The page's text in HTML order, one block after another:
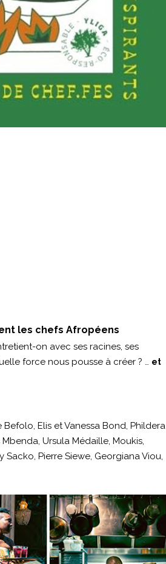
les chefs Afropéens
on avec ses racines, ses
force nous pousse à créer ? … et
Elis et Vanessa Bond, Phildera
Ursula Médaille, Moukis,
Pierre Siewe, Georgiana Viou,